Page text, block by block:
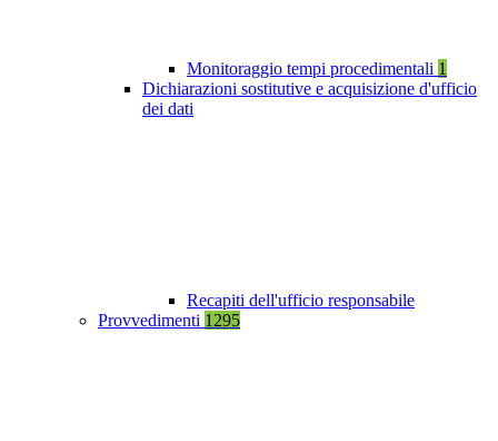
Monitoraggio tempi procedimentali 1
Dichiarazioni sostitutive e acquisizione d'ufficio
dei dati
Recapiti dell'ufficio responsabile
Provvedimenti 1295